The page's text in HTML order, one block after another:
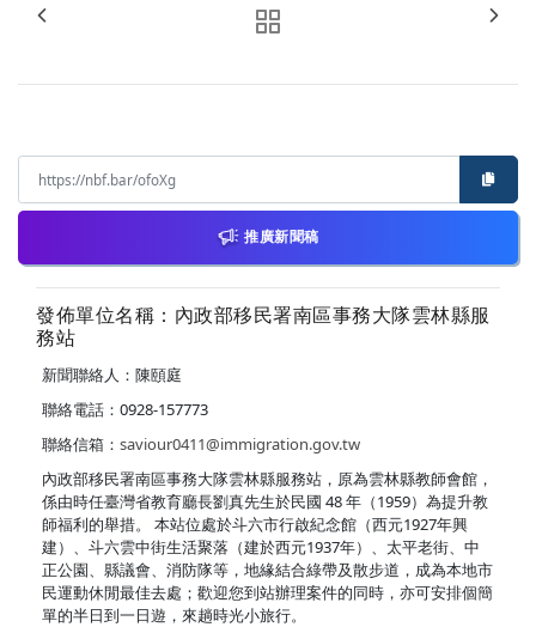
推廣新聞稿
發佈單位名稱：內政部移民署南區事務大隊雲林縣服
務站
新聞聯絡人：陳頤庭
聯絡電話：0928-157773
聯絡信箱： saviour0411@immigration.gov.tw
內政部移民署南區事務大隊雲林縣服務站，原為雲林縣教師會館，
係由時任臺灣省教育廳長劉真先生於民國 48 年（1959）為提升教
師福利的舉措。 本站位處於斗六市行啟紀念館（西元1927年興
建）、斗六雲中街生活聚落（建於西元1937年）、太平老街、中
正公園、縣議會、消防隊等，地緣結合綠帶及散步道，成為本地市
民運動休閒最佳去處；歡迎您到站辦理案件的同時，亦可安排個簡
單的半日到一日遊，來趟時光小旅行。